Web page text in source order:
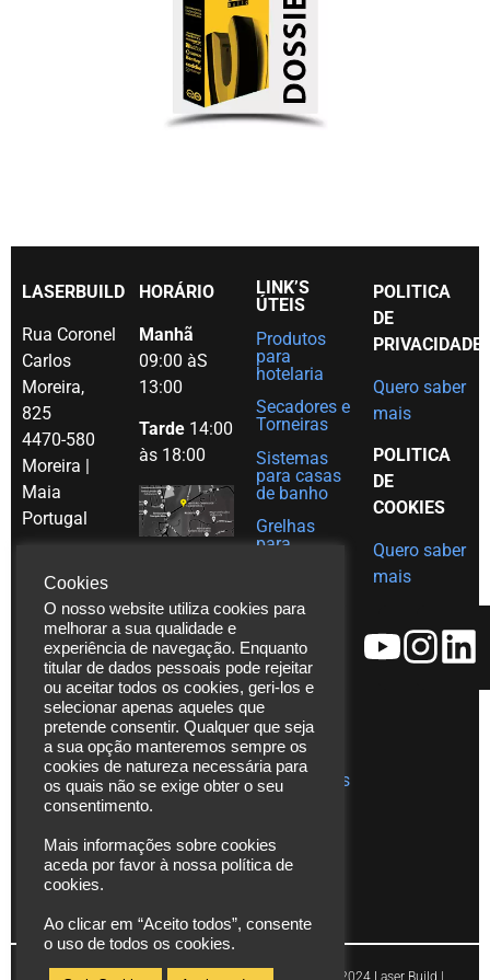
LASERBUILD
Rua Coronel
Carlos
Moreira,
825
4470-580
Moreira |
Maia
Portugal
229 480
271
Fax. (+351)
229 480
272
*chamada
para rede
fixa
nacional
info@laserbuild.pt
area.electrica2000@gmail.com
HORÁRIO
Manhã
09:00 àS
13:00
Tarde 14:00
às 18:00
LINK’S
ÚTEIS
Produtos
para
hotelaria
Secadores e
Torneiras
Sistemas
para casas
de banho
Grelhas
para
Ajudas
Catálogos
Vídeos
Assistência
Técnica
Publicações
POLITICA
DE
PRIVACIDADE
Quero saber
mais
POLITICA
DE
COOKIES
Quero saber
mais
Cookies
O nosso website utiliza cookies para
melhorar a sua qualidade e
experiência de navegação. Enquanto
titular de dados pessoais pode rejeitar
ou aceitar todos os cookies, geri-los e
selecionar apenas aqueles que
pretende consentir. Qualquer que seja
a sua opção manteremos sempre os
cookies de natureza necessária para
os quais não se exige obter o seu
consentimento.
Mais informações sobre cookies
aceda por favor à nossa política de
cookies.
Ao clicar em “Aceito todos”, consente
o uso de todos os cookies.